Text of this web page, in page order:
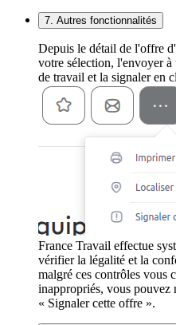
7. Autres fonctionnalités
Depuis le détail de l'offre
votre sélection, l'envoyer
de travail et la signaler en
France Travail effectue
vérifier la légalité et la
malgré ces contrôles vous
inappropriés, vous pouvez
« Signaler cette offre ».